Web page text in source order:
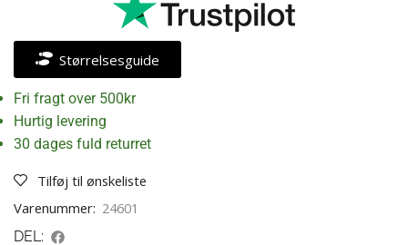
Størrelsesguide
Fri fragt over 500kr
Hurtig levering
30 dages fuld returret
Tilføj til ønskeliste
Varenummer: 24601
DEL: